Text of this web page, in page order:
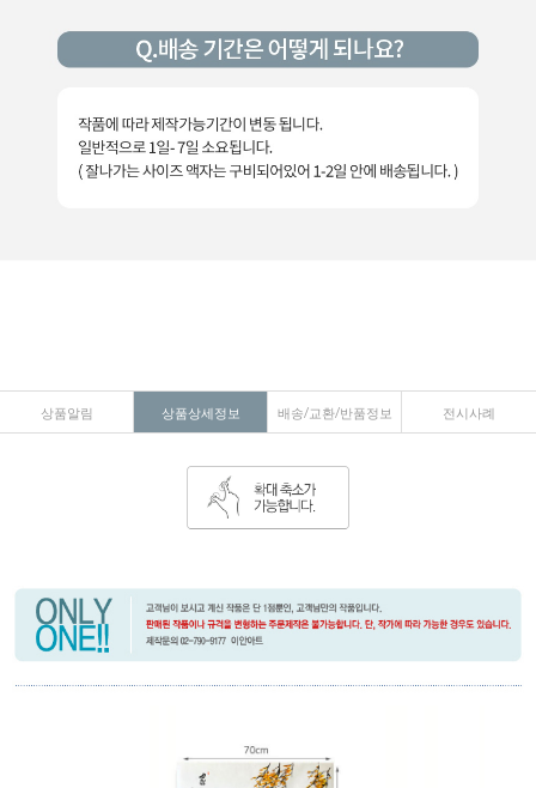
상품알림 상품상세정보 배송/교환/반품정보 전시사례